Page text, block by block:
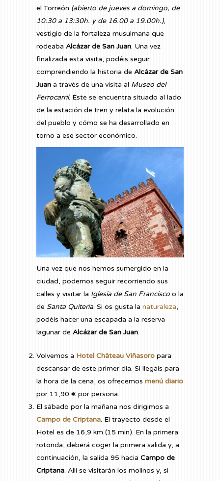
el Torreón (abierto de jueves a domingo, de
10:30 a 13:30h. y de 16.00 a 19.00h.),
vestigio de la fortaleza musulmana que
rodeaba Alcázar de San Juan. Una vez
finalizada esta visita, podéis seguir
comprendiendo la historia de Alcázar de San
Juan a través de una visita al Museo del
Ferrocarril. Éste se encuentra situado al lado
de la estación de tren y relata la evolución
del pueblo y cómo se ha desarrollado en
torno a ese sector económico.
Una vez que nos hemos sumergido en la
ciudad, podemos seguir recorriendo sus
calles y visitar la Iglesia de San Francisco o la
de Santa Quiteria. Si os gusta la naturaleza,
podéis hacer una escapada a la reserva
lagunar de Alcázar de San Juan.
Volvemos a Hotel Château Viñasoro para
descansar de este primer día. Si llegáis para
la hora de la cena, os ofrecemos menú diario
por 11,90 € por persona.
El sábado por la mañana nos dirigimos a
Campo de Criptana. El trayecto desde el
Hotel es de 16,9 km (15 min). En la primera
rotonda, deberá coger la primera salida y, a
continuación, la salida 95 hacia Campo de
Criptana. Allí se visitarán los molinos y, si